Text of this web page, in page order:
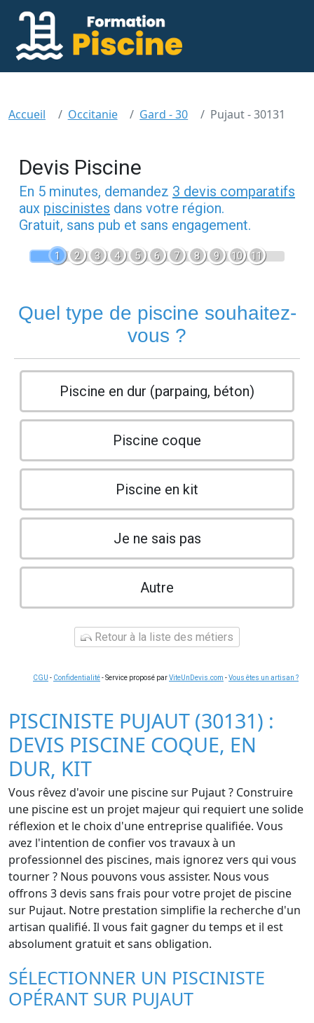
Accueil Occitanie Gard - 30 Pujaut - 30131
Devis Piscine
En 5 minutes, demandez 3 devis comparatifs
aux piscinistes dans votre région.
Gratuit, sans pub et sans engagement.
1 2 3 4 5 6 7 8 9 10 11
Quel type de piscine souhaitez-
vous ?
Piscine en dur (parpaing, béton)
Piscine coque
Piscine en kit
Je ne sais pas
Autre
Retour à la liste des métiers
CGU - Confidentialité- Service proposé parViteUnDevis.com -Vous êtes un artisan ?
PISCINISTE PUJAUT (30131) :
DEVIS PISCINE COQUE, EN
DUR, KIT
Vous rêvez d'avoir une piscine sur Pujaut ? Construire
une piscine est un projet majeur qui requiert une solide
réflexion et le choix d'une entreprise qualifiée. Vous
avez l'intention de confier vos travaux à un
professionnel des piscines, mais ignorez vers qui vous
tourner ? Nous pouvons vous assister. Nous vous
offrons 3 devis sans frais pour votre projet de piscine
sur Pujaut. Notre prestation simplifie la recherche d'un
artisan qualifié. Il vous fait gagner du temps et il est
absolument gratuit et sans obligation.
SÉLECTIONNER UN PISCINISTE
OPÉRANT SUR PUJAUT